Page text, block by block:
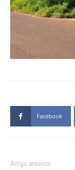
Facebook
Artigo anterior